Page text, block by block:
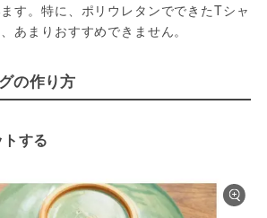
す。特に、ポリウレタンでできたTシャ
あまりおすすめできません。
の作り方
する